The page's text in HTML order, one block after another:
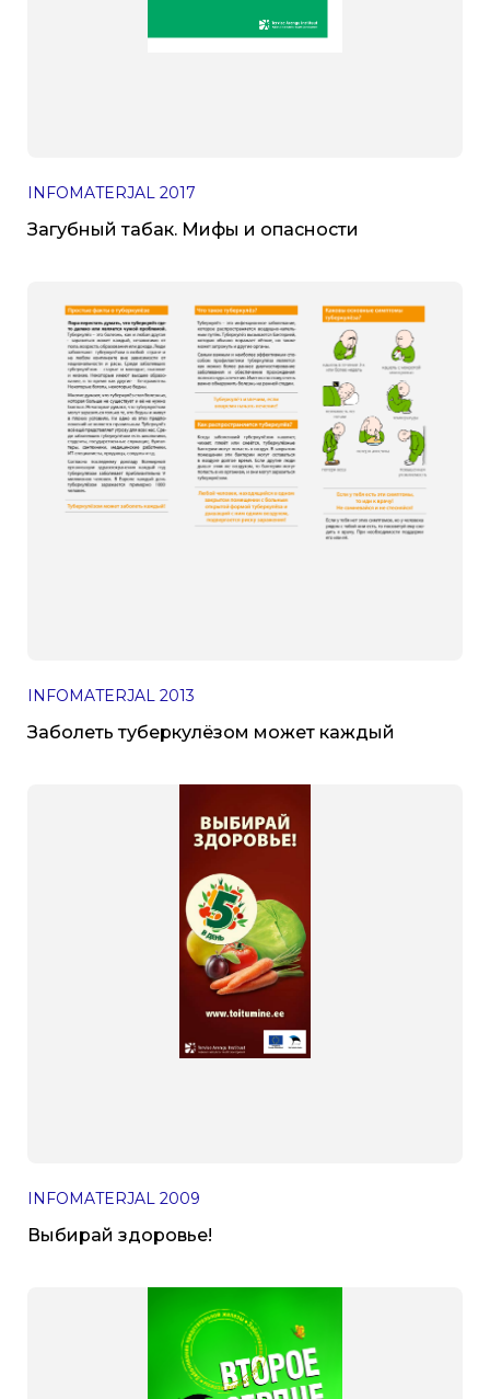
INFOMATERJAL 2017
Загубный табак. Мифы и опасности
INFOMATERJAL 2013
Заболеть туберкулёзом может каждый
INFOMATERJAL 2009
Выбирай здоровье!